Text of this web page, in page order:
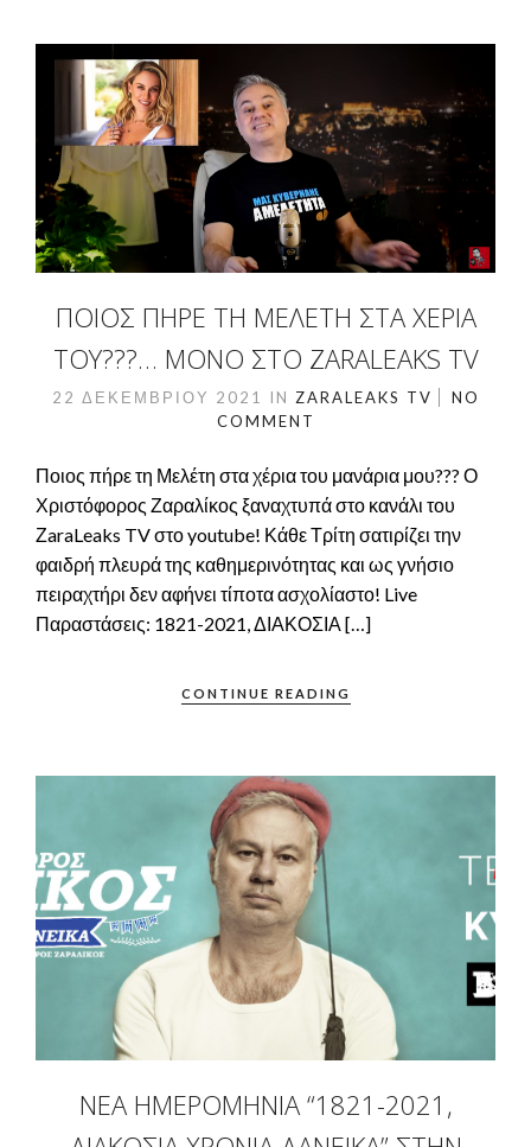
ΠΟΙΟΣ ΠΉΡΕ ΤΗ ΜΕΛΈΤΗ ΣΤΑ ΧΈΡΙΑ
ΤΟΥ???… ΜΌΝΟ ΣΤΟ ZARALEAKS TV
22 ΔΕΚΕΜΒΡΊΟΥ 2021 IN ZARALEAKS TV
NO
COMMENT
Ποιος πήρε τη Μελέτη στα χέρια του μανάρια μου??? Ο
Χριστόφορος Ζαραλίκος ξαναχτυπά στο κανάλι του
ΖaraLeaks TV στο youtube! Κάθε Τρίτη σατιρίζει την
φαιδρή πλευρά της καθημερινότητας και ως γνήσιο
πειραχτήρι δεν αφήνει τίποτα ασχολίαστο! Live
Παραστάσεις: 1821-2021, ΔΙΑΚΟΣΙΑ […]
CONTINUE READING
ΝΈΑ ΗΜΕΡΟΜΗΝΊΑ “1821-2021,